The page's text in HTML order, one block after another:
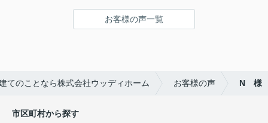
お客様の声一覧
てのことなら株式会社ウッディホーム お客様の声 N 様
市区町村から探す